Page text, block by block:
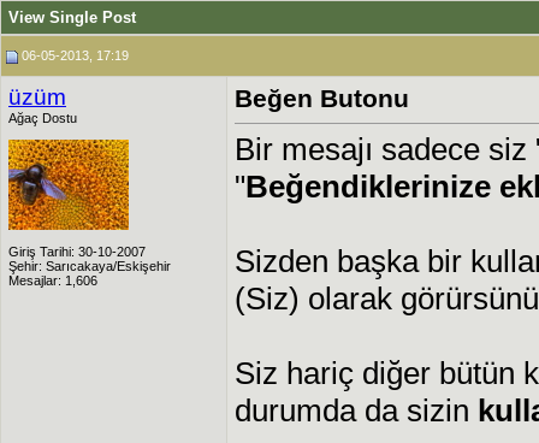
View Single Post
06-05-2013, 17:19
üzüm
Ağaç Dostu
Giriş Tarihi: 30-10-2007
Şehir: Sarıcakaya/Eskişehir
Mesajlar: 1,606
Beğen Butonu
Bir mesajı sadece
"Beğendiklerinize
Sizden başka bir
(Siz) olarak
Siz hariç diğer bütün
durumda da sizin